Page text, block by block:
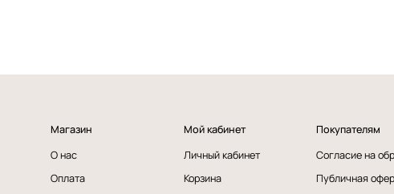
Магазин
О нас
Оплата
Мой кабинет
Личный кабинет
Корзина
Покупателям
Согласие на
Публичная